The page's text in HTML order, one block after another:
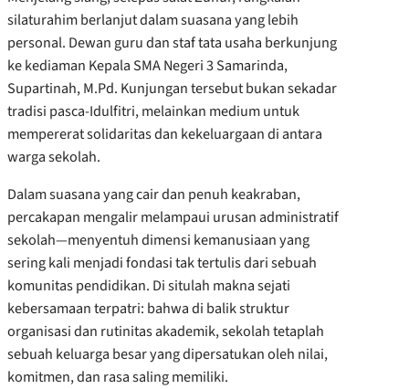
silaturahim berlanjut dalam suasana yang lebih
personal. Dewan guru dan staf tata usaha berkunjung
ke kediaman Kepala SMA Negeri 3 Samarinda,
Supartinah, M.Pd. Kunjungan tersebut bukan sekadar
tradisi pasca-Idulfitri, melainkan medium untuk
mempererat solidaritas dan kekeluargaan di antara
warga sekolah.
Dalam suasana yang cair dan penuh keakraban,
percakapan mengalir melampaui urusan administratif
sekolah—menyentuh dimensi kemanusiaan yang
sering kali menjadi fondasi tak tertulis dari sebuah
komunitas pendidikan. Di situlah makna sejati
kebersamaan terpatri: bahwa di balik struktur
organisasi dan rutinitas akademik, sekolah tetaplah
sebuah keluarga besar yang dipersatukan oleh nilai,
komitmen, dan rasa saling memiliki.